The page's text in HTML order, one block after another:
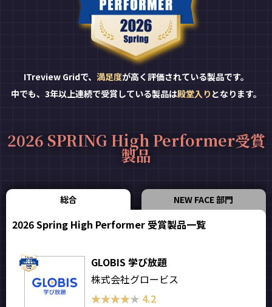
ITreview Gridで、 満足度が高く評価されている製品です。
中でも、3年以上連続で受賞している製品は殿堂入り となります。
2026 SPRING High Performer受賞
製品
総合 NEW FACE 部門
2026 Spring High Performer 受賞製品一覧
GLOBIS 学び放題
株式会社グロービス
★★★★★
★★★★★ 4.2